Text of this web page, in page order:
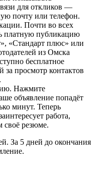
для откликов —
почту или телефон.
Почти во всех
платную публикацию
«Стандарт плюс» или
из Омска
бесплатное
за просмотр контактов
Нажмите
объявление попадёт
минут. Теперь
работа,
своё резюме.
За 5 дней до окончания